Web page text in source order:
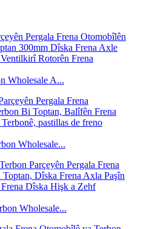
Wholesale A...
Wholesale...
Wholesale...